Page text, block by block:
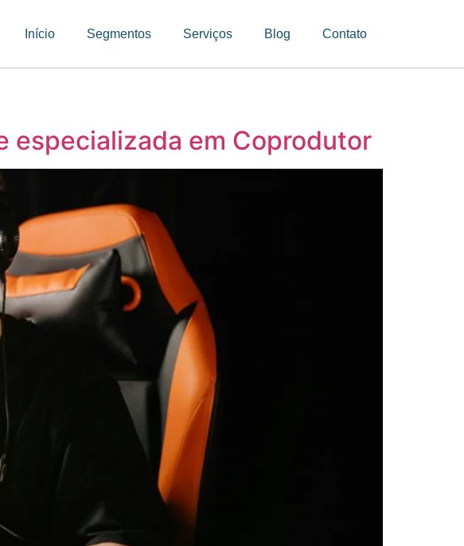
Início Segmentos Serviços Blog Contato
especializada em Coprodutor